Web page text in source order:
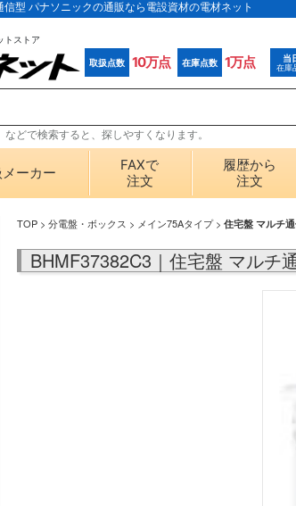
型 パナソニックの通販なら電設資材の電材ネット
トストア
取扱点数 10万点 在庫点数 1万点 当
在庫
どで検索すると、探しやすくなります。
ーカー
FAXで
注文
履歴から
注文
TOP > 分電盤・ボックス > メイン75Aタイプ> 住宅盤 マルチ
BHMF37382C3｜住宅盤 マルチ